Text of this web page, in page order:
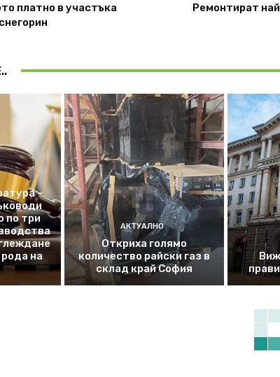
платно в участъка
Ремонтират
–
по три
на
АКТУАЛНО
Откриха голямо
количество райски газ в
склад край София